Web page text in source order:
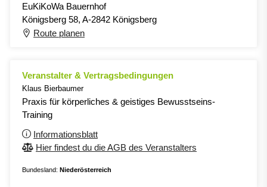
EuKiKoWa Bauernhof
Königsberg 58, A-2842 Königsberg
Route planen
Veranstalter & Vertragsbedingungen
Klaus Bierbaumer
Praxis für körperliches & geistiges Bewusstseins-
Training
Informationsblatt
Hier findest du die AGB des Veranstalters
Bundesland: Niederösterreich